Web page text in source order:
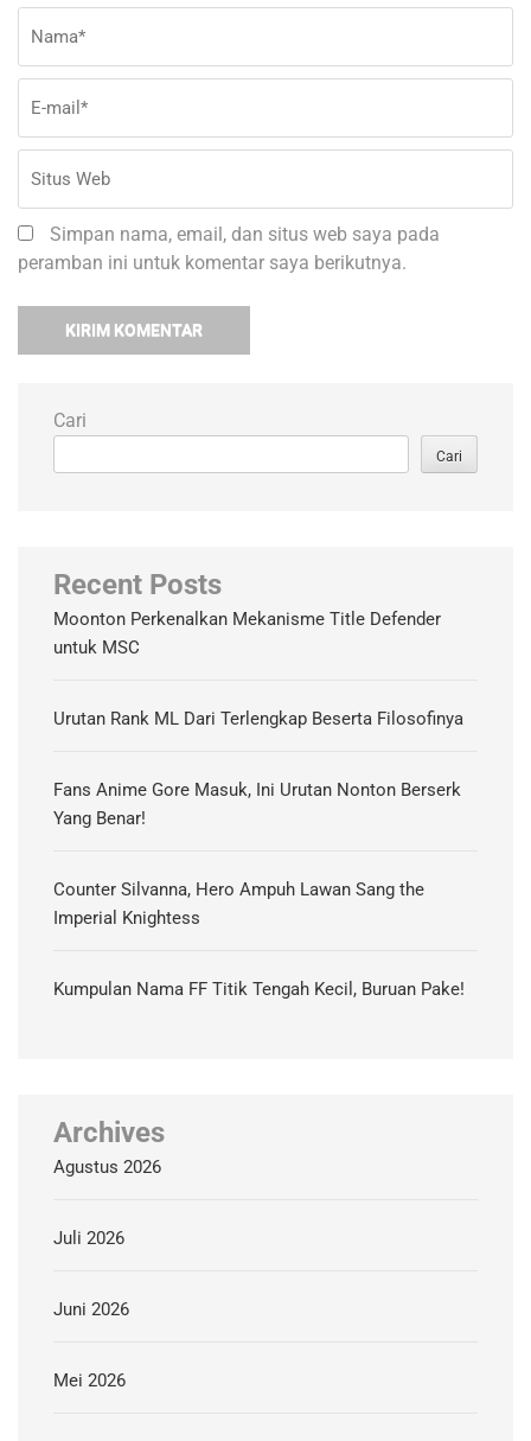
Simpan nama, email, dan situs web saya pada
peramban ini untuk komentar saya berikutnya.
Cari
Cari
Recent Posts
Moonton Perkenalkan Mekanisme Title Defender
untuk MSC
Urutan Rank ML Dari Terlengkap Beserta Filosofinya
Fans Anime Gore Masuk, Ini Urutan Nonton Berserk
Yang Benar!
Counter Silvanna, Hero Ampuh Lawan Sang the
Imperial Knightess
Kumpulan Nama FF Titik Tengah Kecil, Buruan Pake!
Archives
Agustus 2026
Juli 2026
Juni 2026
Mei 2026